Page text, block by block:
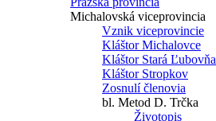
Michalovská viceprovincia
Vznik viceprovincie
Kláštor Michalovce
Kláštor Stará Ľubovňa
Kláštor Stropkov
Zosnulí členovia
bl. Metod D. Trčka
Životopis